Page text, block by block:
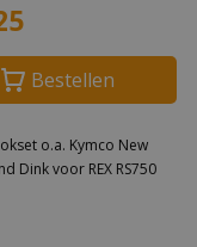
Bestellen